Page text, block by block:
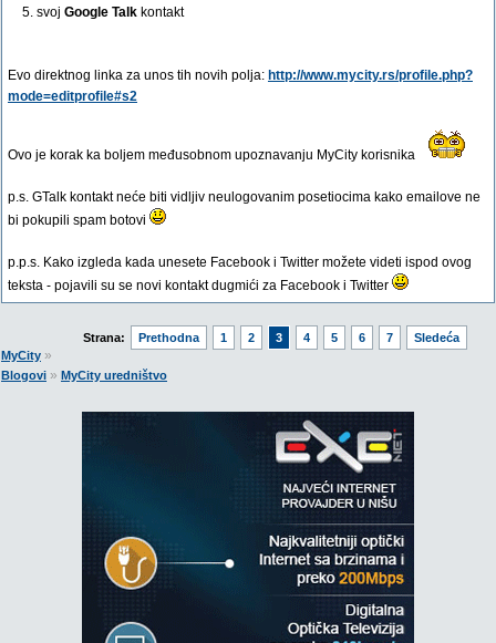
5. svoj Google Talk kontakt
Evo direktnog linka za unos tih novih polja: http://www.mycity.rs/profile.php?
mode=editprofile#s2
Ovo je korak ka boljem međusobnom upoznavanju MyCity korisnika
p.s. GTalk kontakt neće biti vidljiv neulogovanim posetiocima kako emailove ne
bi pokupili spam botovi
p.p.s. Kako izgleda kada unesete Facebook i Twitter možete videti ispod ovog
teksta - pojavili su se novi kontakt dugmići za Facebook i Twitter
Strana: Prethodna 1 2 3 4 5 6 7
Sledeća
MyCity »
Blogovi » MyCity uredništvo